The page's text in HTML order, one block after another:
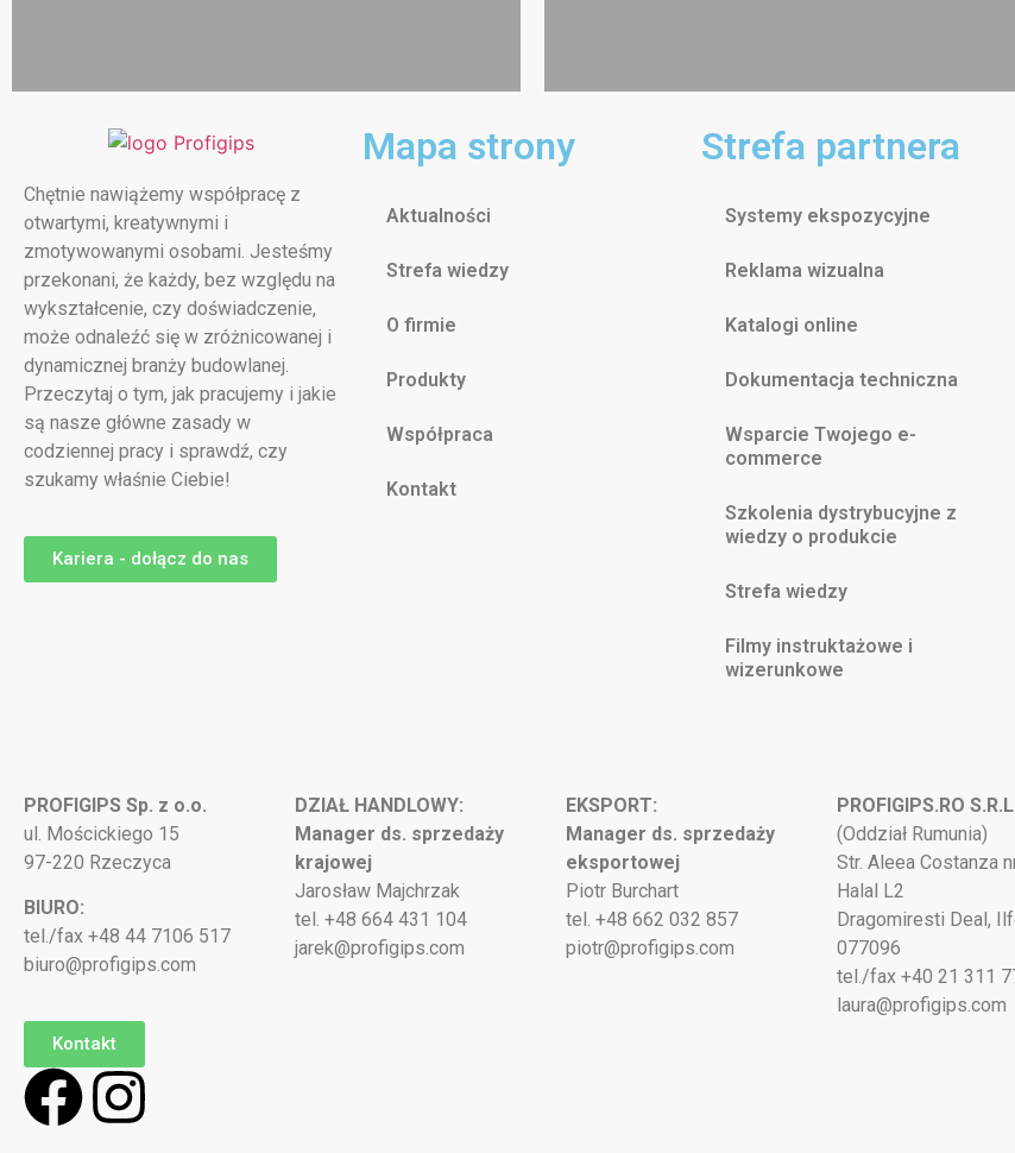
Chętnie nawiążemy współpracę z
otwartymi, kreatywnymi i
zmotywowanymi osobami. Jesteśmy
przekonani, że każdy, bez względu na
wykształcenie, czy doświadczenie,
może odnaleźć się w zróżnicowanej i
dynamicznej branży budowlanej.
Przeczytaj o tym, jak pracujemy i jakie
są nasze główne zasady w
codziennej pracy i sprawdź, czy
szukamy właśnie Ciebie!
Kariera - dołącz do nas
Mapa strony
Aktualności
Strefa wiedzy
O firmie
Produkty
Współpraca
Kontakt
Strefa partnera
Systemy ekspozycyjne
Reklama wizualna
Katalogi online
Dokumentacja techniczna
Wsparcie Twojego e-
commerce
Szkolenia dystrybucyjne z
wiedzy o produkcie
Strefa wiedzy
Filmy instruktażowe i
wizerunkowe
PROFIGIPS Sp. z o.o.
ul. Mościckiego 15
97-220 Rzeczyca
BIURO:
tel./fax +48 44 7106 517
biuro@profigips.com
Kontakt
DZIAŁ HANDLOWY:
Manager ds. sprzedaży
krajowej
Jarosław Majchrzak
tel. +48 664 431 104
jarek@profigips.com
EKSPORT:
Manager ds. sprzedaży
eksportowej
Piotr Burchart
tel. +48 662 032 857
piotr@profigips.com
PROFIGIPS.RO
(Oddział Rumunia)
Str. Aleea Costanza
Halal L2
Dragomiresti Deal,
077096
tel./fax +40 21 311
laura@profigips.com